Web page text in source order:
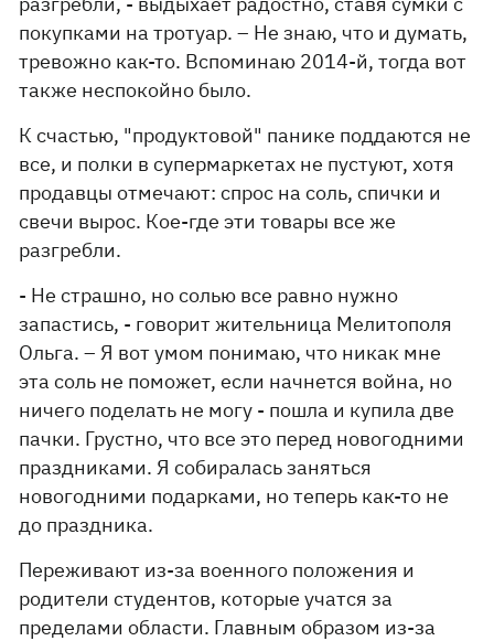
покупками на тротуар. – Не знаю, что и думать,
тревожно как-то. Вспоминаю 2014-й, тогда вот
также неспокойно было.
К счастью, "продуктовой" панике поддаются не
все, и полки в супермаркетах не пустуют, хотя
продавцы отмечают: спрос на соль, спички и
свечи вырос. Кое-где эти товары все же
разгребли.
- Не страшно, но солью все равно нужно
запастись, - говорит жительница Мелитополя
Ольга. – Я вот умом понимаю, что никак мне
эта соль не поможет, если начнется война, но
ничего поделать не могу - пошла и купила две
пачки. Грустно, что все это перед новогодними
праздниками. Я собиралась заняться
новогодними подарками, но теперь как-то не
до праздника.
Переживают из-за военного положения и
родители студентов, которые учатся за
пределами области. Главным образом из-за